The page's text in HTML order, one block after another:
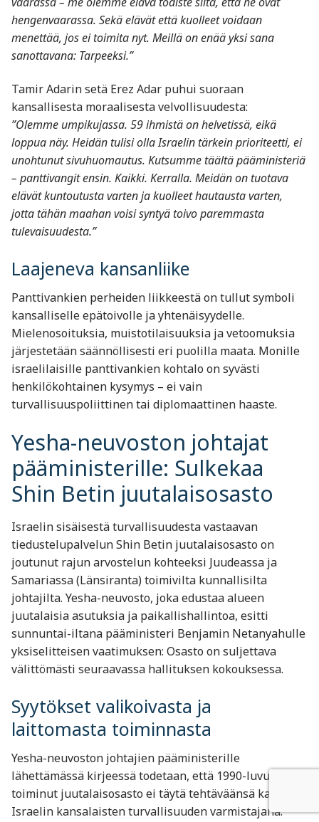
hengenvaarassa. Sekä elävät että kuolleet voidaan
menettää, jos ei toimita nyt. Meillä on enää yksi sana
sanottavana: Tarpeeksi.”
Tamir Adarin setä Erez Adar puhui suoraan
kansallisesta moraalisesta velvollisuudesta:
”Olemme umpikujassa. 59 ihmistä on helvetissä, eikä
loppua näy. Heidän tulisi olla Israelin tärkein prioriteetti, ei
unohtunut sivuhuomautus. Kutsumme täältä pääministeriä
– panttivangit ensin. Kaikki. Kerralla. Meidän on tuotava
elävät kuntoutusta varten ja kuolleet hautausta varten,
jotta tähän maahan voisi syntyä toivo paremmasta
tulevaisuudesta.”
Laajeneva kansanliike
Panttivankien perheiden liikkeestä on tullut symboli
kansalliselle epätoivolle ja yhtenäisyydelle.
Mielenosoituksia, muistotilaisuuksia ja vetoomuksia
järjestetään säännöllisesti eri puolilla maata. Monille
israelilaisille panttivankien kohtalo on syvästi
henkilökohtainen kysymys – ei vain
turvallisuuspoliittinen tai diplomaattinen haaste.
Yesha-neuvoston johtajat
pääministerille: Sulkekaa
Shin Betin juutalaisosasto
Israelin sisäisestä turvallisuudesta vastaavan
tiedustelupalvelun Shin Betin juutalaisosasto on
joutunut rajun arvostelun kohteeksi Juudeassa ja
Samariassa (Länsiranta) toimivilta kunnallisilta
johtajilta. Yesha-neuvosto, joka edustaa alueen
juutalaisia asutuksia ja paikallishallintoa, esitti
sunnuntai-iltana pääministeri Benjamin Netanyahulle
yksiselitteisen vaatimuksen: Osasto on suljettava
välittömästi seuraavassa hallituksen kokouksessa.
Syytökset valikoivasta ja
laittomasta toiminnasta
Yesha-neuvoston johtajien pääministerille
lähettämässä kirjeessä todetaan, että 1990-luvulta asti
toiminut juutalaisosasto ei täytä tehtäväänsä kaikkien
Israelin kansalaisten turvallisuuden varmistajana.